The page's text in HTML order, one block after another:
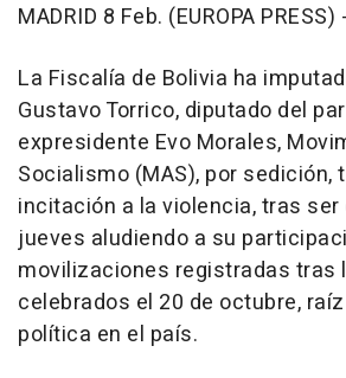
MADRID 8 Feb. (EUROPA PRESS) -
La Fiscalía de Bolivia ha
Gustavo Torrico, diputado del
expresidente Evo Morales,
Socialismo (MAS), por sedición,
incitación a la violencia, tras
jueves aludiendo a su
movilizaciones registradas tras
celebrados el 20 de octubre,
política en el país.